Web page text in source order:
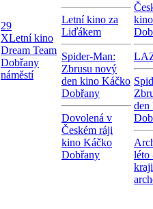
29
XLetní kino
Dream Team
Dobřany
náměstí
Letní kino za
Liďákem
Spider-Man:
Zbrusu nový
den kino Káčko
Dobřany
Dovolená v
Českém ráji
kino Káčko
Dobřany
den
léto